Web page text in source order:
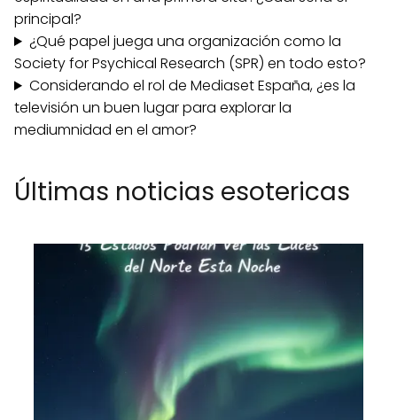
principal?
¿Qué papel juega una organización como la
Society for Psychical Research (SPR) en todo esto?
Considerando el rol de Mediaset España, ¿es la
televisión un buen lugar para explorar la
mediumnidad en el amor?
Últimas noticias esotericas